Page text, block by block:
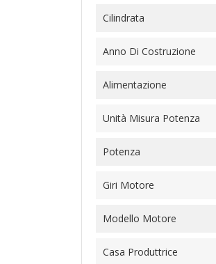
Cilindrata
Anno Di Costruzione
Alimentazione
Unità Misura Potenza
Potenza
Giri Motore
Modello Motore
Casa Produttrice